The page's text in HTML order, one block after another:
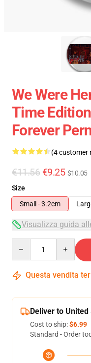
We Were
Time
Forever
(4 customer
€11.56 €9.25 $10.05
Size
Small - 3.2cm
Visualizza guida
Questa vendita
Deliver to United
Cost to ship:$6.99
Standard - Order